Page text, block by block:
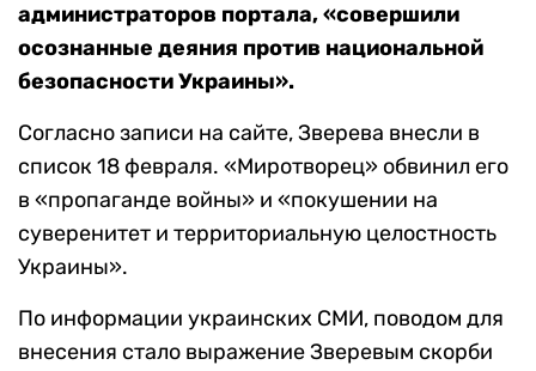
администраторов портала, «совершили
осознанные деяния против национальной
безопасности Украины».
Согласно записи на сайте, Зверева внесли в
список 18 февраля. «Миротворец» обвинил его
в «пропаганде войны» и «покушении на
суверенитет и территориальную целостность
Украины».
По информации украинских СМИ, поводом для
внесения стало выражение Зверевым скорби